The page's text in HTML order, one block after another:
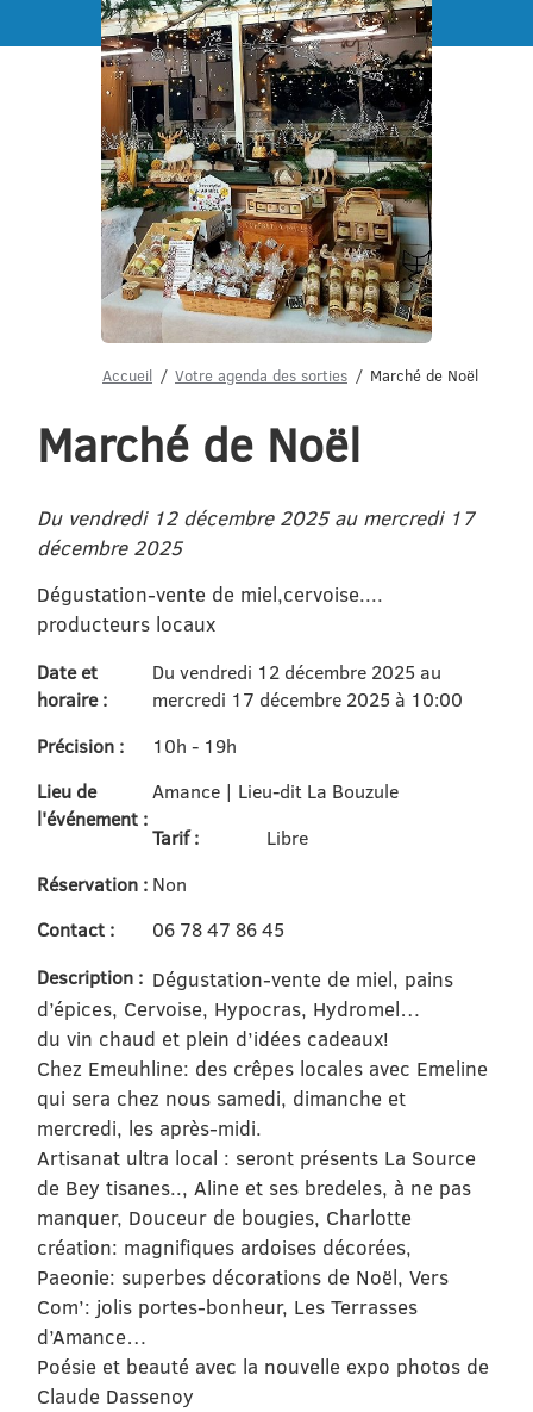
Menu
Accueil Votre agenda des sorties Marché de Noël
Marché de Noël
Du vendredi 12 décembre 2025 au mercredi 17
décembre 2025
Dégustation-vente de miel,cervoise....
producteurs locaux
Date et
horaire :
Du vendredi 12 décembre 2025 au
mercredi 17 décembre 2025 à 10:00
Précision :
10h - 19h
Lieu de
l'événement :
Amance | Lieu-dit La Bouzule
Tarif :
Libre
Réservation : Non
Contact :
06 78 47 86 45
Description : Dégustation-vente de miel, pains
d’épices, Cervoise, Hypocras, Hydromel…
du vin chaud et plein d’idées cadeaux!
Chez Emeuhline: des crêpes locales avec Emeline
qui sera chez nous samedi, dimanche et
mercredi, les après-midi.
Artisanat ultra local : seront présents La Source
de Bey tisanes.., Aline et ses bredeles, à ne pas
manquer, Douceur de bougies, Charlotte
création: magnifiques ardoises décorées,
Paeonie: superbes décorations de Noël, Vers
Com’: jolis portes-bonheur, Les Terrasses
d’Amance…
Poésie et beauté avec la nouvelle expo photos de
Claude Dassenoy